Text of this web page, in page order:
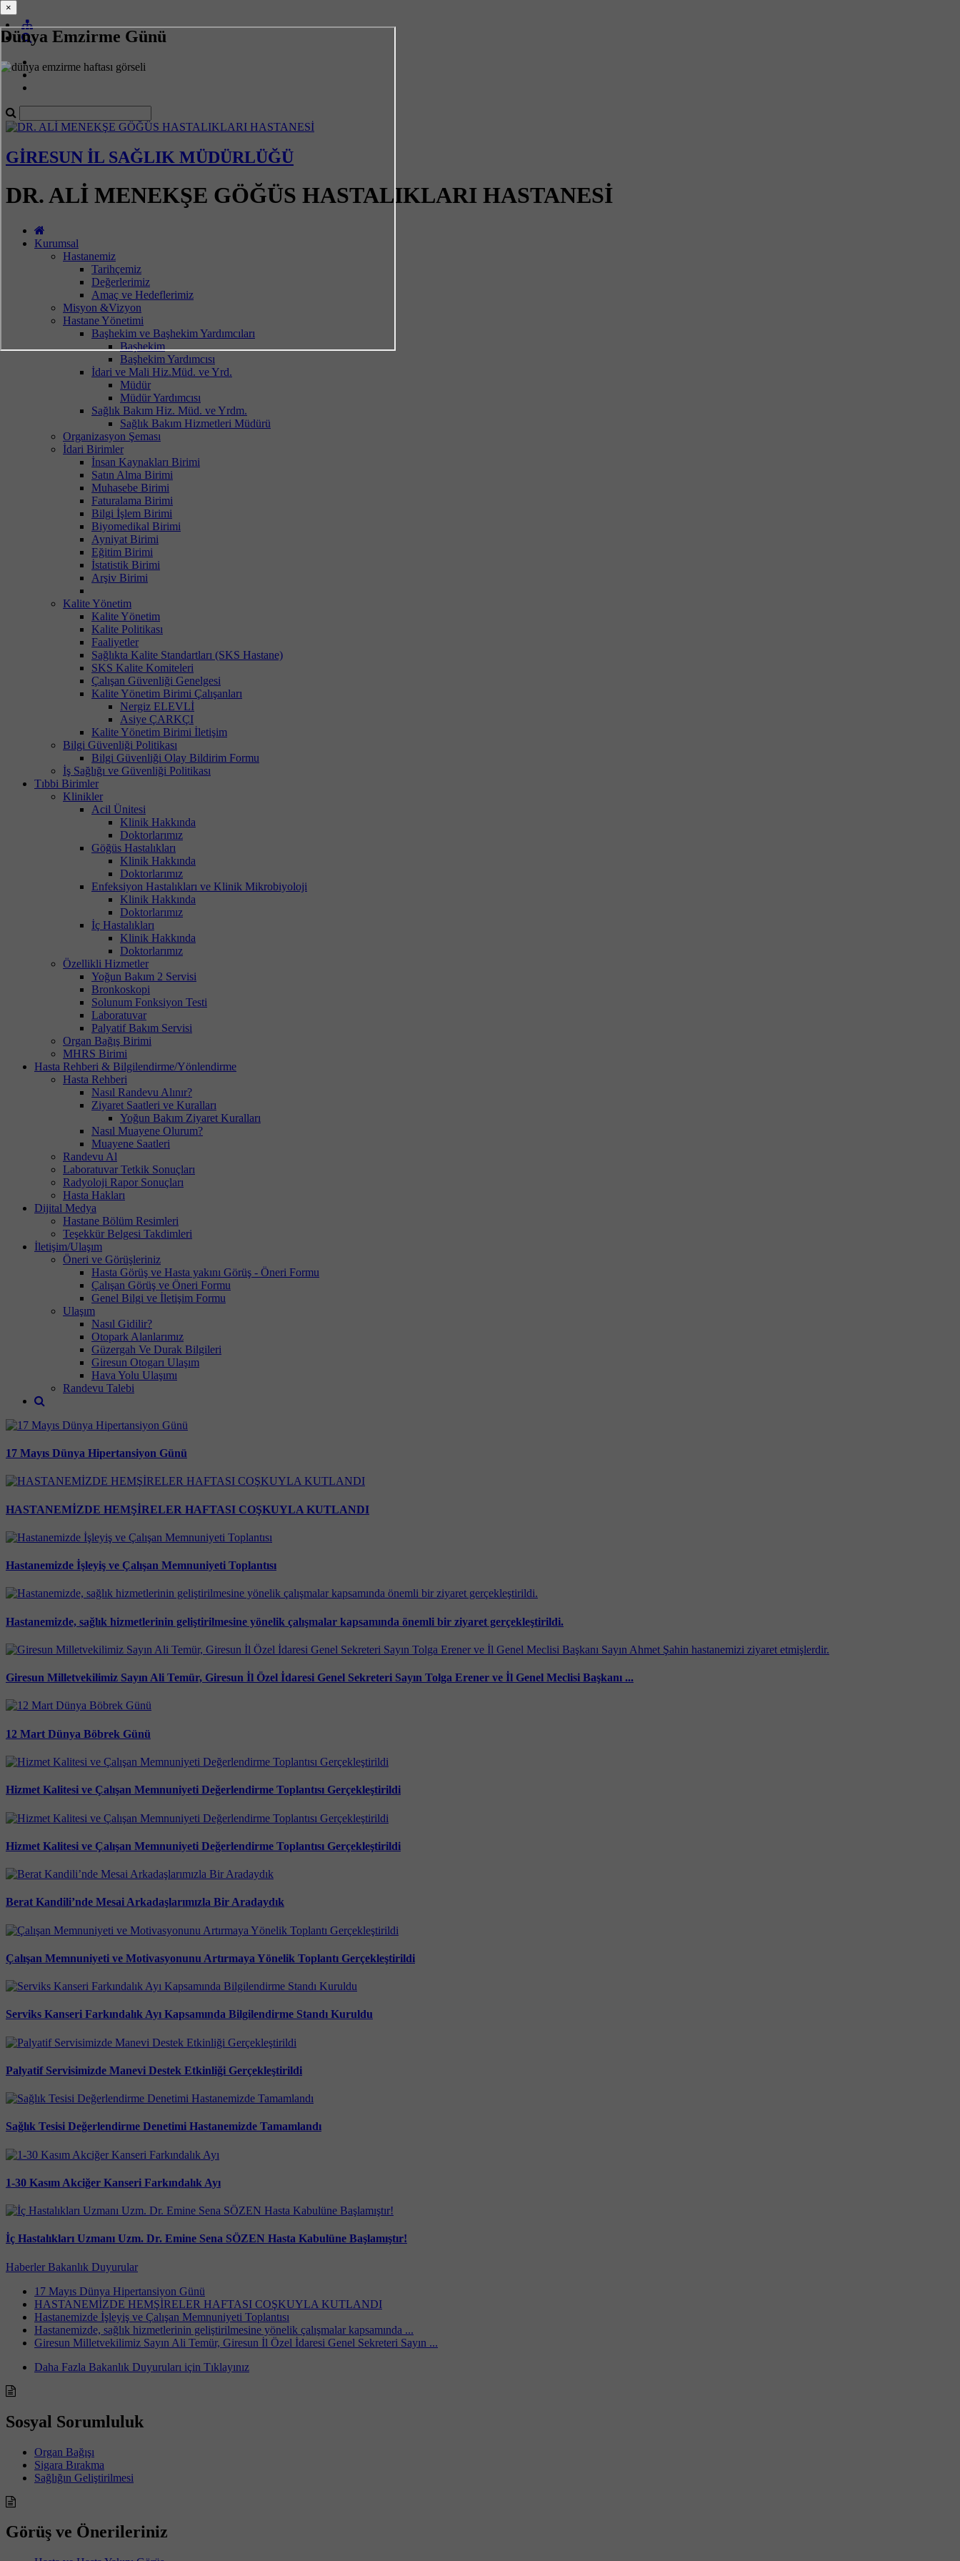
Dünya Emzirme Günü
GİRESUN İL SAĞLIK MÜDÜRLÜĞÜ
DR. ALİ MENEKŞE GÖĞÜS HASTALIKLARI HASTANESİ
Kurumsal
Hastanemiz
Tarihçemiz
Değerlerimiz
Amaç ve Hedeflerimiz
Misyon &Vizyon
Hastane Yönetimi
Başhekim ve Başhekim Yardımcıları
Başhekim
Başhekim Yardımcısı
İdari ve Mali Hiz.Müd. ve Yrd.
Müdür
Müdür Yardımcısı
Sağlık Bakım Hiz. Müd. ve Yrdm.
Sağlık Bakım Hizmetleri Müdürü
Organizasyon Şeması
İdari Birimler
İnsan Kaynakları Birimi
Satın Alma Birimi
Muhasebe Birimi
Faturalama Birimi
Bilgi İşlem Birimi
Biyomedikal Birimi
Ayniyat Birimi
Eğitim Birimi
İstatistik Birimi
Arşiv Birimi
Kalite Yönetim
Kalite Yönetim
Kalite Politikası
Faaliyetler
Sağlıkta Kalite Standartları (SKS Hastane)
SKS Kalite Komiteleri
Çalışan Güvenliği Genelgesi
Kalite Yönetim Birimi Çalışanları
Nergiz ELEVLİ
Asiye ÇARKÇI
Kalite Yönetim Birimi İletişim
Bilgi Güvenliği Politikası
Bilgi Güvenliği Olay Bildirim Formu
İş Sağlığı ve Güvenliği Politikası
Tıbbi Birimler
Klinikler
Acil Ünitesi
Klinik Hakkında
Doktorlarımız
Göğüs Hastalıkları
Klinik Hakkında
Doktorlarımız
Enfeksiyon Hastalıkları ve Klinik Mikrobiyoloji
Klinik Hakkında
Doktorlarımız
İç Hastalıkları
Klinik Hakkında
Doktorlarımız
Özellikli Hizmetler
Yoğun Bakım 2 Servisi
Bronkoskopi
Solunum Fonksiyon Testi
Laboratuvar
Palyatif Bakım Servisi
Organ Bağış Birimi
MHRS Birimi
Hasta Rehberi & Bilgilendirme/Yönlendirme
Hasta Rehberi
Nasıl Randevu Alınır?
Ziyaret Saatleri ve Kuralları
Yoğun Bakım Ziyaret Kuralları
Nasıl Muayene Olurum?
Muayene Saatleri
Randevu Al
Laboratuvar Tetkik Sonuçları
Radyoloji Rapor Sonuçları
Hasta Hakları
Dijital Medya
Hastane Bölüm Resimleri
Teşekkür Belgesi Takdimleri
İletişim/Ulaşım
Öneri ve Görüşleriniz
Hasta Görüş ve Hasta yakını Görüş - Öneri Formu
Çalışan Görüş ve Öneri Formu
Genel Bilgi ve İletişim Formu
Ulaşım
Nasıl Gidilir?
Otopark Alanlarımız
Güzergah Ve Durak Bilgileri
Giresun Otogarı Ulaşım
Hava Yolu Ulaşımı
Randevu Talebi
17 Mayıs Dünya Hipertansiyon Günü
HASTANEMİZDE HEMŞİRELER HAFTASI COŞKUYLA KUTLANDI
Hastanemizde İşleyiş ve Çalışan Memnuniyeti Toplantısı
Hastanemizde, sağlık hizmetlerinin geliştirilmesine yönelik çalışmalar kapsamında önemli bir ziyaret gerçekleştirildi.
Giresun Milletvekilimiz Sayın Ali Temür, Giresun İl Özel İdaresi Genel Sekreteri Sayın Tolga Erener ve İl Genel Meclisi Başkanı ...
12 Mart Dünya Böbrek Günü
Hizmet Kalitesi ve Çalışan Memnuniyeti Değerlendirme Toplantısı Gerçekleştirildi
Hizmet Kalitesi ve Çalışan Memnuniyeti Değerlendirme Toplantısı Gerçekleştirildi
Berat Kandili’nde Mesai Arkadaşlarımızla Bir Aradaydık
Çalışan Memnuniyeti ve Motivasyonunu Artırmaya Yönelik Toplantı Gerçekleştirildi
Serviks Kanseri Farkındalık Ayı Kapsamında Bilgilendirme Standı Kuruldu
Palyatif Servisimizde Manevi Destek Etkinliği Gerçekleştirildi
Sağlık Tesisi Değerlendirme Denetimi Hastanemizde Tamamlandı
1-30 Kasım Akciğer Kanseri Farkındalık Ayı
İç Hastalıkları Uzmanı Uzm. Dr. Emine Sena SÖZEN Hasta Kabulüne Başlamıştır!
Haberler Bakanlık Duyurular
17 Mayıs Dünya Hipertansiyon Günü
HASTANEMİZDE HEMŞİRELER HAFTASI COŞKUYLA KUTLANDI
Hastanemizde İşleyiş ve Çalışan Memnuniyeti Toplantısı
Hastanemizde, sağlık hizmetlerinin geliştirilmesine yönelik çalışmalar kapsamında ...
Giresun Milletvekilimiz Sayın Ali Temür, Giresun İl Özel İdaresi Genel Sekreteri Sayın ...
Daha Fazla Bakanlık Duyuruları için Tıklayınız
Sosyal Sorumluluk
Organ Bağışı
Sigara Bırakma
Sağlığın Geliştirilmesi
Görüş ve Önerileriniz
×